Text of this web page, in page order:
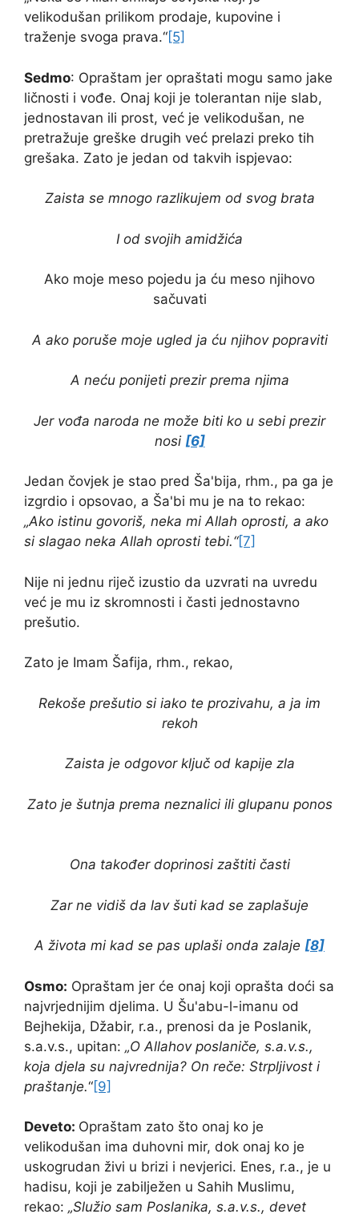
velikodušan prilikom prodaje, kupovine i
traženje svoga prava.“[5]
Sedmo: Opraštam jer opraštati mogu samo jake
ličnosti i vođe. Onaj koji je tolerantan nije slab,
jednostavan ili prost, već je velikodušan, ne
pretražuje greške drugih već prelazi preko tih
grešaka. Zato je jedan od takvih ispjevao:
Zaista se mnogo razlikujem od svog brata
I od svojih amidžića
Ako moje meso pojedu ja ću meso njihovo
sačuvati
A ako poruše moje ugled ja ću njihov popraviti
A neću ponijeti prezir prema njima
Jer vođa naroda ne može biti ko u sebi prezir
nosi [6]
Jedan čovjek je stao pred Ša'bija, rhm., pa ga je
izgrdio i opsovao, a Ša'bi mu je na to rekao:
„Ako istinu govoriš, neka mi Allah oprosti, a ako
si slagao neka Allah oprosti tebi.“[7]
Nije ni jednu riječ izustio da uzvrati na uvredu
već je mu iz skromnosti i časti jednostavno
prešutio.
Zato je Imam Šafija, rhm., rekao,
Rekoše prešutio si iako te prozivahu, a ja im
rekoh
Zaista je odgovor ključ od kapije zla
Zato je šutnja prema neznalici ili glupanu ponos
Ona također doprinosi zaštiti časti
Zar ne vidiš da lav šuti kad se zaplašuje
A života mi kad se pas uplaši onda zalaje [8]
Osmo: Opraštam jer će onaj koji oprašta doći sa
najvrjednijim djelima. U Šu'abu-l-imanu od
Bejhekija, Džabir, r.a., prenosi da je Poslanik,
s.a.v.s., upitan: „O Allahov poslaniče, s.a.v.s.,
koja djela su najvrednija? On reče: Strpljivost i
praštanje.“[9]
Deveto: Opraštam zato što onaj ko je
velikodušan ima duhovni mir, dok onaj ko je
uskogrudan živi u brizi i nevjerici. Enes, r.a., je u
hadisu, koji je zabilježen u Sahih Muslimu,
rekao: „Služio sam Poslanika, s.a.v.s., devet